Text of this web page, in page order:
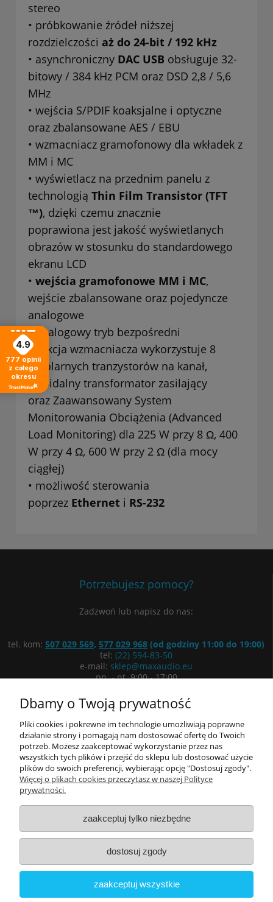
stereo
• próbkowanie źródeł niższej
rozdzielczości aż do 24-bit / 192 kHz
• asynchroniczny DAC USB obsługuje 32-
bitowy / 384 kHz PCM oraz DSD 2,8 / 5,6
MHz
• wejścia S/PDIF koaksjalne i optyczne
oraz zbalansowane AES / EBU
• wzmacniacz gramofonowy dla wkładek z
MM i MC
• wyświetlacz na przednim panelu z
technologią Thin Film Transistor (TFT
™), dzięki czemu znacznie
poprawiona jest jakość wyświetlanych
obrazów w stosunku do standardowego
ekranu LCD
• wejścia gramofonowe MM i MC,
wejście zbalansowane oraz pojedyncze
analogowe
• analogowy tryb bezpośredni
• sekcja wzmacniacza wykorzystuje 8
bipolarnych tranzystorów na kanał,
toroidalny transformator zasilający
oraz Zaawansowany System
Monitorowania Obciążenia (Advanced
Load Monitoring) dla 225 W przy 8 Ω, 400
W przy 4 Ω, 600 W przy 2 Ω (dla mocy
ciągłej)
• możliwość sterowania
poprzez Ethernet i RS-232
Potrzebujesz pomocy?
Zadzwoń lub napisz do nas:
tel. kom: 507 029 569, 577 029 968 (od godziny 11:00 do 19:00)
tel: (22) 594-83-50
e-mail: sklep@maxaudio.eu
pn. - pt. 9:00 - 17:00
ul. Łuki Wielkie 3/5, 02-434 Warszawa
Wyznacz trasę
Informacje
Moje konto
O nas
Copyright © 2022 Electronic International Commerce Sp. z o.o.
4.9
777 opinii
z całego
okresu
Dbamy o Twoją prywatność
Pliki cookies i pokrewne im technologie umożliwiają poprawne
działanie strony i pomagają nam dostosować ofertę do Twoich
potrzeb. Możesz zaakceptować wykorzystanie przez nas
wszystkich tych plików i przejść do sklepu lub dostosować użycie
plików do swoich preferencji, wybierając opcję "Dostosuj zgody".
Więcej o plikach cookies przeczytasz w naszej Polityce
prywatności.
zaakceptuj tylko niezbędne
dostosuj zgody
zaakceptuj wszystkie